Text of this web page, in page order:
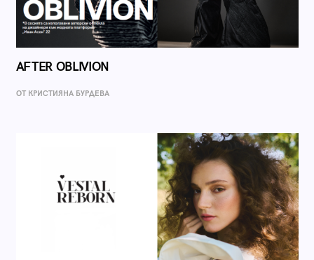
AFTER OBLIVION
ОТ КРИСТИЯНА БУРДЕВА